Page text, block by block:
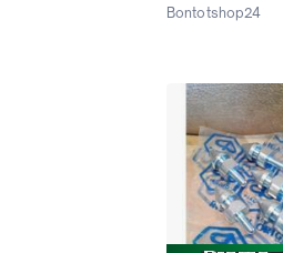
Bontotshop24